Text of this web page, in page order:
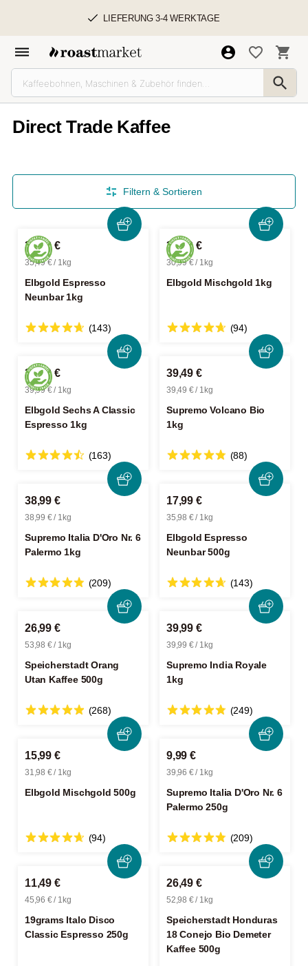
LIEFERUNG 3-4 WERKTAGE
Direct Trade Kaffee
Filtern & Sortieren
35,49 €
35,49 € / 1kg
Elbgold Espresso
Neunbar 1kg
(143)
30,99 €
30,99 € / 1kg
Elbgold Mischgold 1kg
(94)
39,99 €
39,99 € / 1kg
Elbgold Sechs A Classic
Espresso 1kg
(163)
39,49 €
39,49 € / 1kg
Supremo Volcano Bio
1kg
(88)
38,99 €
38,99 € / 1kg
Supremo Italia D'Oro Nr. 6
Palermo 1kg
(209)
17,99 €
35,98 € / 1kg
Elbgold Espresso
Neunbar 500g
(143)
26,99 €
53,98 € / 1kg
Speicherstadt Orang
Utan Kaffee 500g
(268)
39,99 €
39,99 € / 1kg
Supremo India Royale
1kg
(249)
15,99 €
31,98 € / 1kg
Elbgold Mischgold 500g
(94)
9,99 €
39,96 € / 1kg
Supremo Italia D'Oro Nr. 6
Palermo 250g
(209)
11,49 €
45,96 € / 1kg
19grams Italo Disco
Classic Espresso 250g
26,49 €
52,98 € / 1kg
Speicherstadt Honduras
18 Conejo Bio Demeter
Kaffee 500g